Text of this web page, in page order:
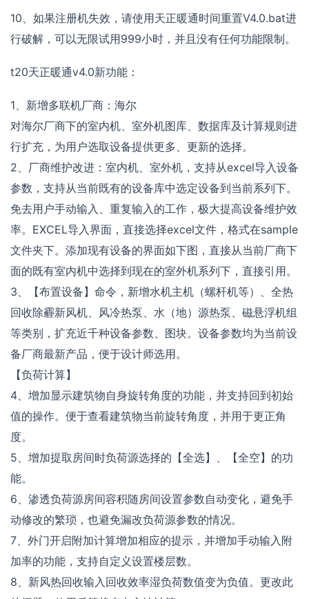
10、如果注册机失效，请使用天正暖通时间重置V4.0.bat进
行破解，可以无限试用999小时，并且没有任何功能限制。
t20天正暖通v4.0新功能：
1、新增多联机厂商：海尔
对海尔厂商下的室内机、室外机图库、数据库及计算规则进
行扩充，为用户选取设备提供更多、更新的选择。
2、厂商维护改进：室内机、室外机，支持从excel导入设备
参数，支持从当前既有的设备库中选定设备到当前系列下。
免去用户手动输入、重复输入的工作，极大提高设备维护效
率。EXCEL导入界面，直接选择excel文件，格式在sample
文件夹下。添加现有设备的界面如下图，直接从当前厂商下
面的既有室内机中选择到现在的室外机系列下，直接引用。
3、【布置设备】命令，新增水机主机（螺杆机等）、全热
回收除霾新风机、风冷热泵、水（地）源热泵、磁悬浮机组
等类别，扩充近千种设备参数、图块。设备参数均为当前设
备厂商最新产品，便于设计师选用。
【负荷计算】
4、增加显示建筑物自身旋转角度的功能，并支持回到初始
值的操作。便于查看建筑物当前旋转角度，并用于更正角
度。
5、增加提取房间时负荷源选择的【全选】、【全空】的功
能。
6、渗透负荷源房间容积随房间设置参数自动变化，避免手
动修改的繁琐，也避免漏改负荷源参数的情况。
7、外门开启附加计算增加相应的提示，并增加手动输入附
加率的功能，支持自定义设置楼层数。
8、新风热回收输入回收效率湿负荷数值变为负值。更改此